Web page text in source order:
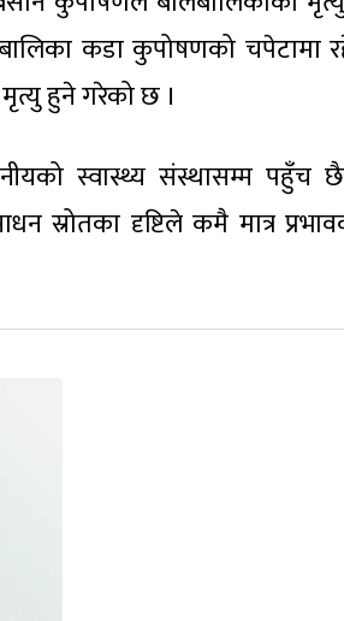
कडा कुपोषणको चपेटामा
हुने गरेको छ ।
स्वास्थ्य संस्थासम्म पहुँच
स्रोतका दृष्टिले कमै मात्र